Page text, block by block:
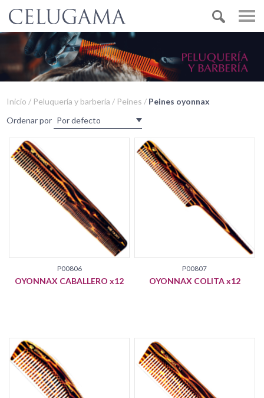
Inicio / Peluquería y barbería / Peines / Peines oyonnax
Ordenar por
P00806
OYONNAX CABALLERO x12
P00807
OYONNAX COLITA x12